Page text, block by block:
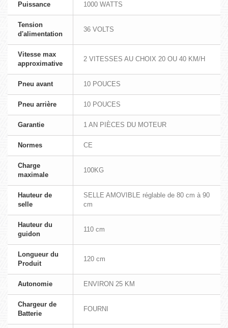
Puissance 1000 WATTS
Tension
d'alimentation
36 VOLTS
Vitesse max
approximative
2 VITESSES AU CHOIX 20 OU 40 KM/H
Pneu avant 10 POUCES
Pneu arrière 10 POUCES
Garantie 1 AN PIÈCES DU MOTEUR
Normes CE
Charge
maximale
100KG
Hauteur de
selle
SELLE AMOVIBLE réglable de 80 cm à 90
cm
Hauteur du
guidon
110 cm
Longueur du
Produit
120 cm
Autonomie ENVIRON 25 KM
Chargeur de
Batterie
FOURNI